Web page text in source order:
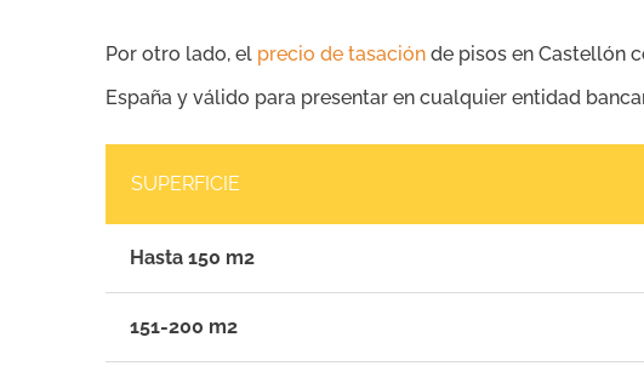
Por otro lado, el precio de tasación de pisos en Castellón
España y válido para presentar en cualquier entidad
SUPERFICIE
Hasta 150 m2
151-200 m2